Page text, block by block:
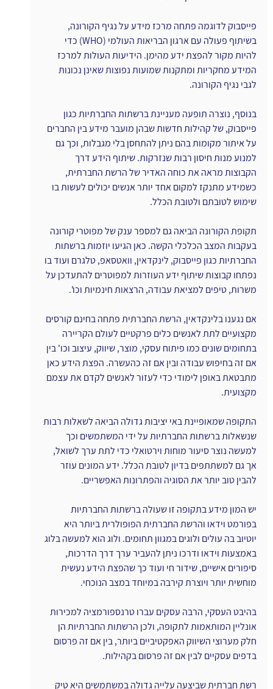
פייסבוק לדוגמה פתחה מרכז מידע על נגיף הקורונה,
בשיתוף פעולה עם ארגון הבריאות העולמי (WHO) כדי
להיות מקור להפצת ידע מהימן. הידיעות העולות למרכז
המידע מחקריות ומתקנות שמועות נפוצות שאינן נכונות
לגבי נגיף הקורונה.
בנוסף, נוצרה תופעה מעניינת ברשתות החברתיות כגון
פייסבוק, של קהילות חדשות שבהן מועבר מידע בין החברים
על איתור מקומות בהם ניתן להתחסן בלי מגבלות, וכך גם
למנוע מנות חיסון רבות שנזרקות. שיתוף הידע דרך
הקבוצות מראה את כוחה האדיר של הרשת החברתית,
כשמידע מתנקז למקום אחד יותר אנשים יכולים לעשות בו
שימוש לטובתם ולטובת הכלל.
תקופת הקורונה הביאה גם למספר ענק של מפוטרי קורונה
בעקבות המצב הכלכלי הקשה. כאן הגיעו יוזמות ברשתות
החברתיות כגון פייסבוק, לינקדאין, וואטסאפ, טלגרם ועוד בו
נפתחו קבוצות שיתוף ידע העוזרות למפוטרים להתעדכן על
משרות, טיפים למציאת עבודה, הרצאות חינמיות וכו'.
אם נגענו בלינקדאין, הרשת החברתית פתחה בחינם קורסים
מקצועיים לתת לאנשים כלים פרקטיים לעולם הקריירה
בתחומים שונים כמו פיתוח עסקי, מוצר, שיווק, עיצוב וכו' בין
אם זה בחיפוש עבודה ובין אם זה כהעשרה. הפצת הידע כאן
מתבטאת באופן לימודי כדי לעזור לאנשים לקדם את עצמם
מקצועית.
התקופה שמאופיינת באי יציבות גדולה הביאה לשאלות רבות
שנשאלות ברשתות החברתיות על ידי המשתמשים וכך
למעשה נוצר סיעור מוחות וירטואלי כדי לתת ערך לשואל,
אך גם למשתתפים בדיון לטובת הכלל. ידע המונים עוזר
להבין טוב יותר את הסוגיה והפתרונות האפשריים.
יש המון מידע בתקופה זו שעולה ברשתות החברתיות
בפורמט וידאו והרשת החברתית הפופולרית ביותר היא
יוטיוב בה עולים ולוגים במגוון תחומים. ולוג הוא למעשה בלוג
באמצעות וידאו ודרכו ניתן להעביר ערך דרך הדרכות,
סיפורים אישיים, שידור חי ועוד כך שהפצת הידע נעשית
מוחשית יותר ויוצרת קירבה במיוחד במצב הנוכחי.
בהיבט העסקי, הרבה עסקים עברו טרנספורמציה למכירות
אונליין המותאמות לתקופה, ולכן הרשתות החברתיות הן
חלק מערוצי השיווק האפקטיביים ביותר, בין אם זה פרסום
בדפים עסקיים לבין אם זה פרסום בקהילות.
רשת חברתית שביצעה עלייה גדולה במשתמשים היא טיק